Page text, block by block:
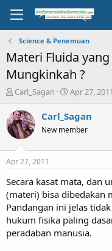
Science & Penemuan
Materi Fluida
Mungkinkah ?
T
r
e
a
t
a
t
e
r
Carl_Sagan
S
a
t
e
Apr 27, 2011
Carl_Sagan
New member
Apr 27, 2011
Secara kasat mata, dan
(materi) bisa dibedakan
Pandangan ini jelas
hukum fisika paling
peradaban manusia.